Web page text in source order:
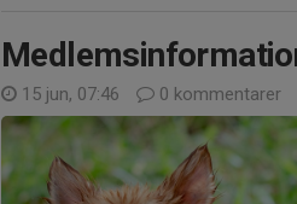
15 jun, 07:46 0 kommentarer